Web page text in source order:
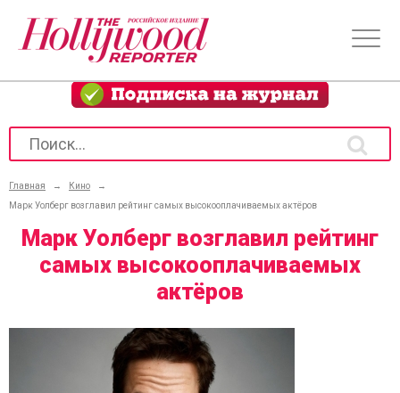
Главная → Кино
→
Марк Уолберг возглавил рейтинг самых высокооплачиваемых актёров
Марк Уолберг возглавил рейтинг
самых высокооплачиваемых
актёров